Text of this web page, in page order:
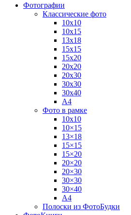
Фотографии
Классические фото
10х10
10х15
13х18
15х15
15х20
20х20
20х30
30х30
30х40
А4
Фото в рамке
10х10
10×15
13×18
15×15
15×20
20×20
20×30
30×30
30×40
A4
Полоски из ФотоБудки